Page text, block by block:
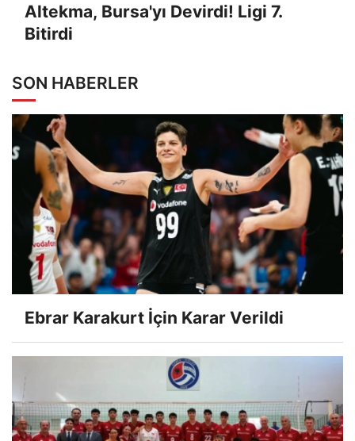
Altekma, Bursa'yı Devirdi! Ligi 7.
Bitirdi
SON HABERLER
Ebrar Karakurt İçin Karar Verildi